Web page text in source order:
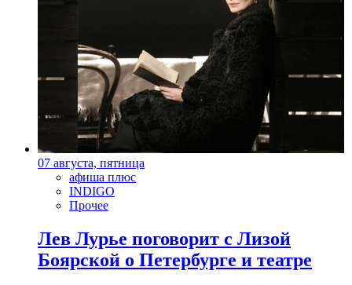
07 августа, пятница
афиша плюс
INDIGO
Прочее
Лев Лурье поговорит с Лизой
Боярской о Петербурге и театре